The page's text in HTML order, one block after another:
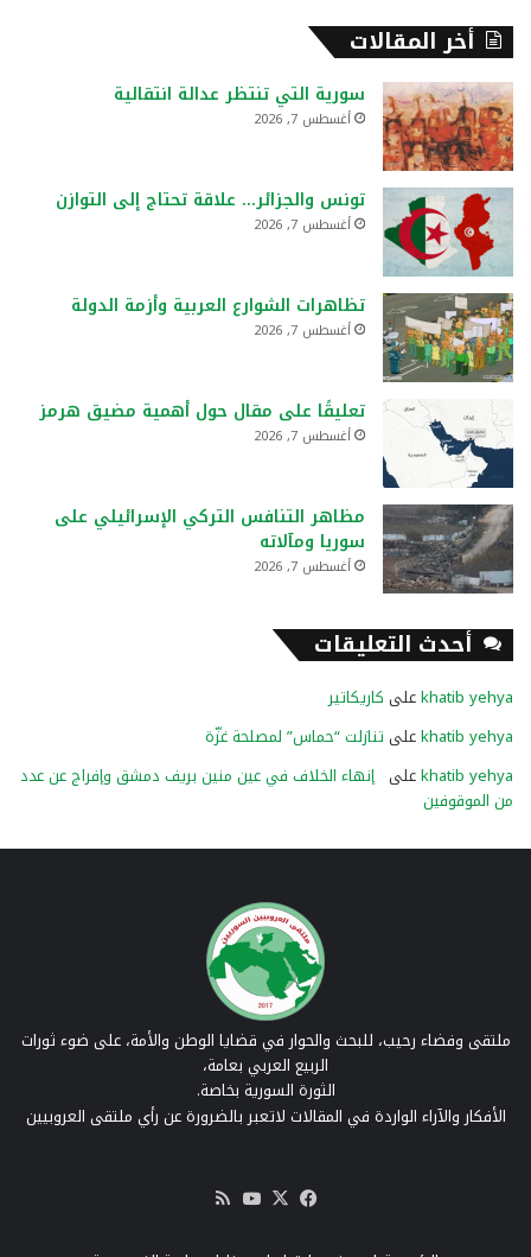
أخر المقالات
سورية التي تنتظر عدالة انتقالية
أغسطس 7, 2026
تونس والجزائر… علاقة تحتاج إلى التوازن
أغسطس 7, 2026
تظاهرات الشوارع العربية وأزمة الدولة
أغسطس 7, 2026
تعليقًا على مقال حول أهمية مضيق هرمز
أغسطس 7, 2026
مظاهر التنافس التركي الإسرائيلي على
سوريا ومآلاته
أغسطس 7, 2026
أحدث التعليقات
khatib yehyaعلى كاريكاتير
khatib yehyaعلى تنازلت “حماس” لمصلحة غزّة
khatib yehyaعلى إنهاء الخلاف في عين منين بريف دمشق وإفراج عن عدد
من الموقوفين
ملتقى وفضاء رحيب، للبحث والحوار في قضايا الوطن والأمة، على ضوء ثورات
الربيع العربي بعامة،
الثورة السورية بخاصة.
الأفكار والآراء الواردة في المقالات لاتعبر بالضرورة عن رأي ملتقى العروبيين
فيسبوك
‫X
‫YouTube